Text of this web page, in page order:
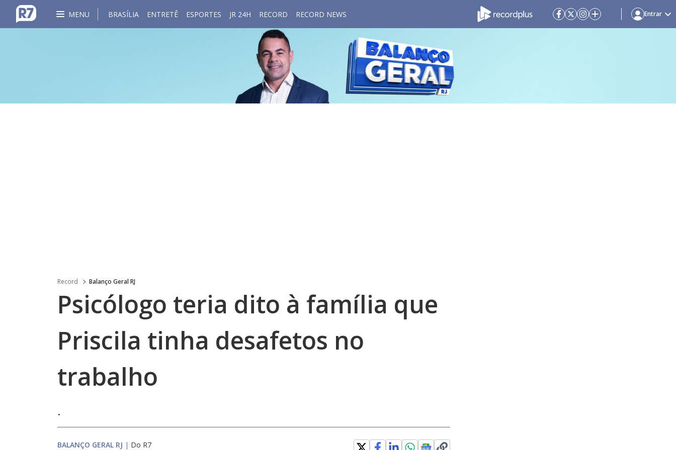
MENU BRASÍLIA ENTRETÊ ESPORTES JR 24H RECORD RECORD NEWS Entrar
Record Balanço Geral RJ
Psicólogo teria dito à família que
Priscila tinha desafetos no
trabalho
.
BALANÇO GERAL RJ | Do R7